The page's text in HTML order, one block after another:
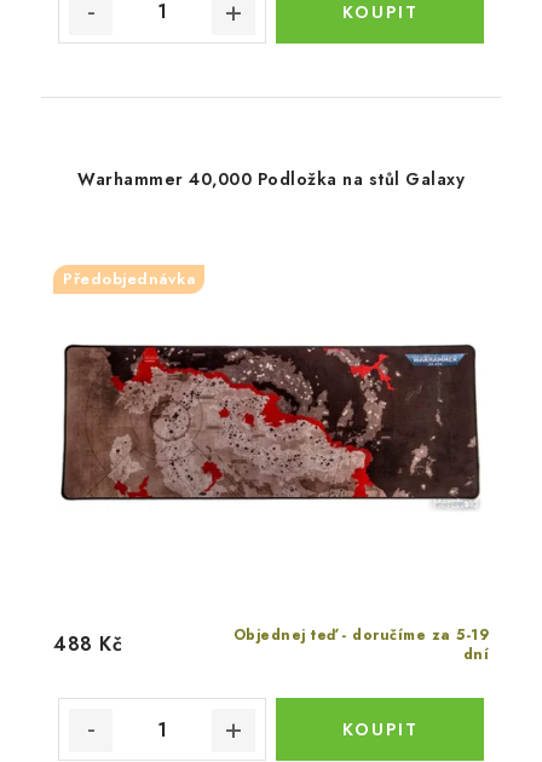
Warhammer 40,000 Podložka na stůl Galaxy
Předobjednávka
Objednej teď - doručíme za 5-19
dní
488 Kč